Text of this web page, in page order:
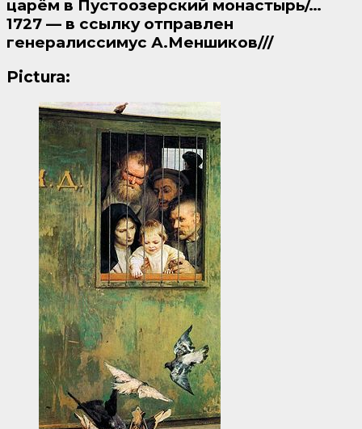
царём в Пустоозерский монастырь/…
1727 — в ссылку отправлен
генералиссимус А.Меншиков///
Pictura: